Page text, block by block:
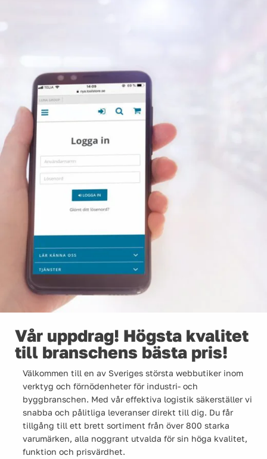
Vår uppdrag! Högsta kvalitet
till branschens bästa pris!
Välkommen till en av Sveriges största webbutiker inom
verktyg och förnödenheter för industri- och
byggbranschen. Med vår effektiva logistik säkerställer vi
snabba och pålitliga leveranser direkt till dig. Du får
tillgång till ett brett sortiment från över 800 starka
varumärken, alla noggrant utvalda för sin höga kvalitet,
funktion och prisvärdhet.